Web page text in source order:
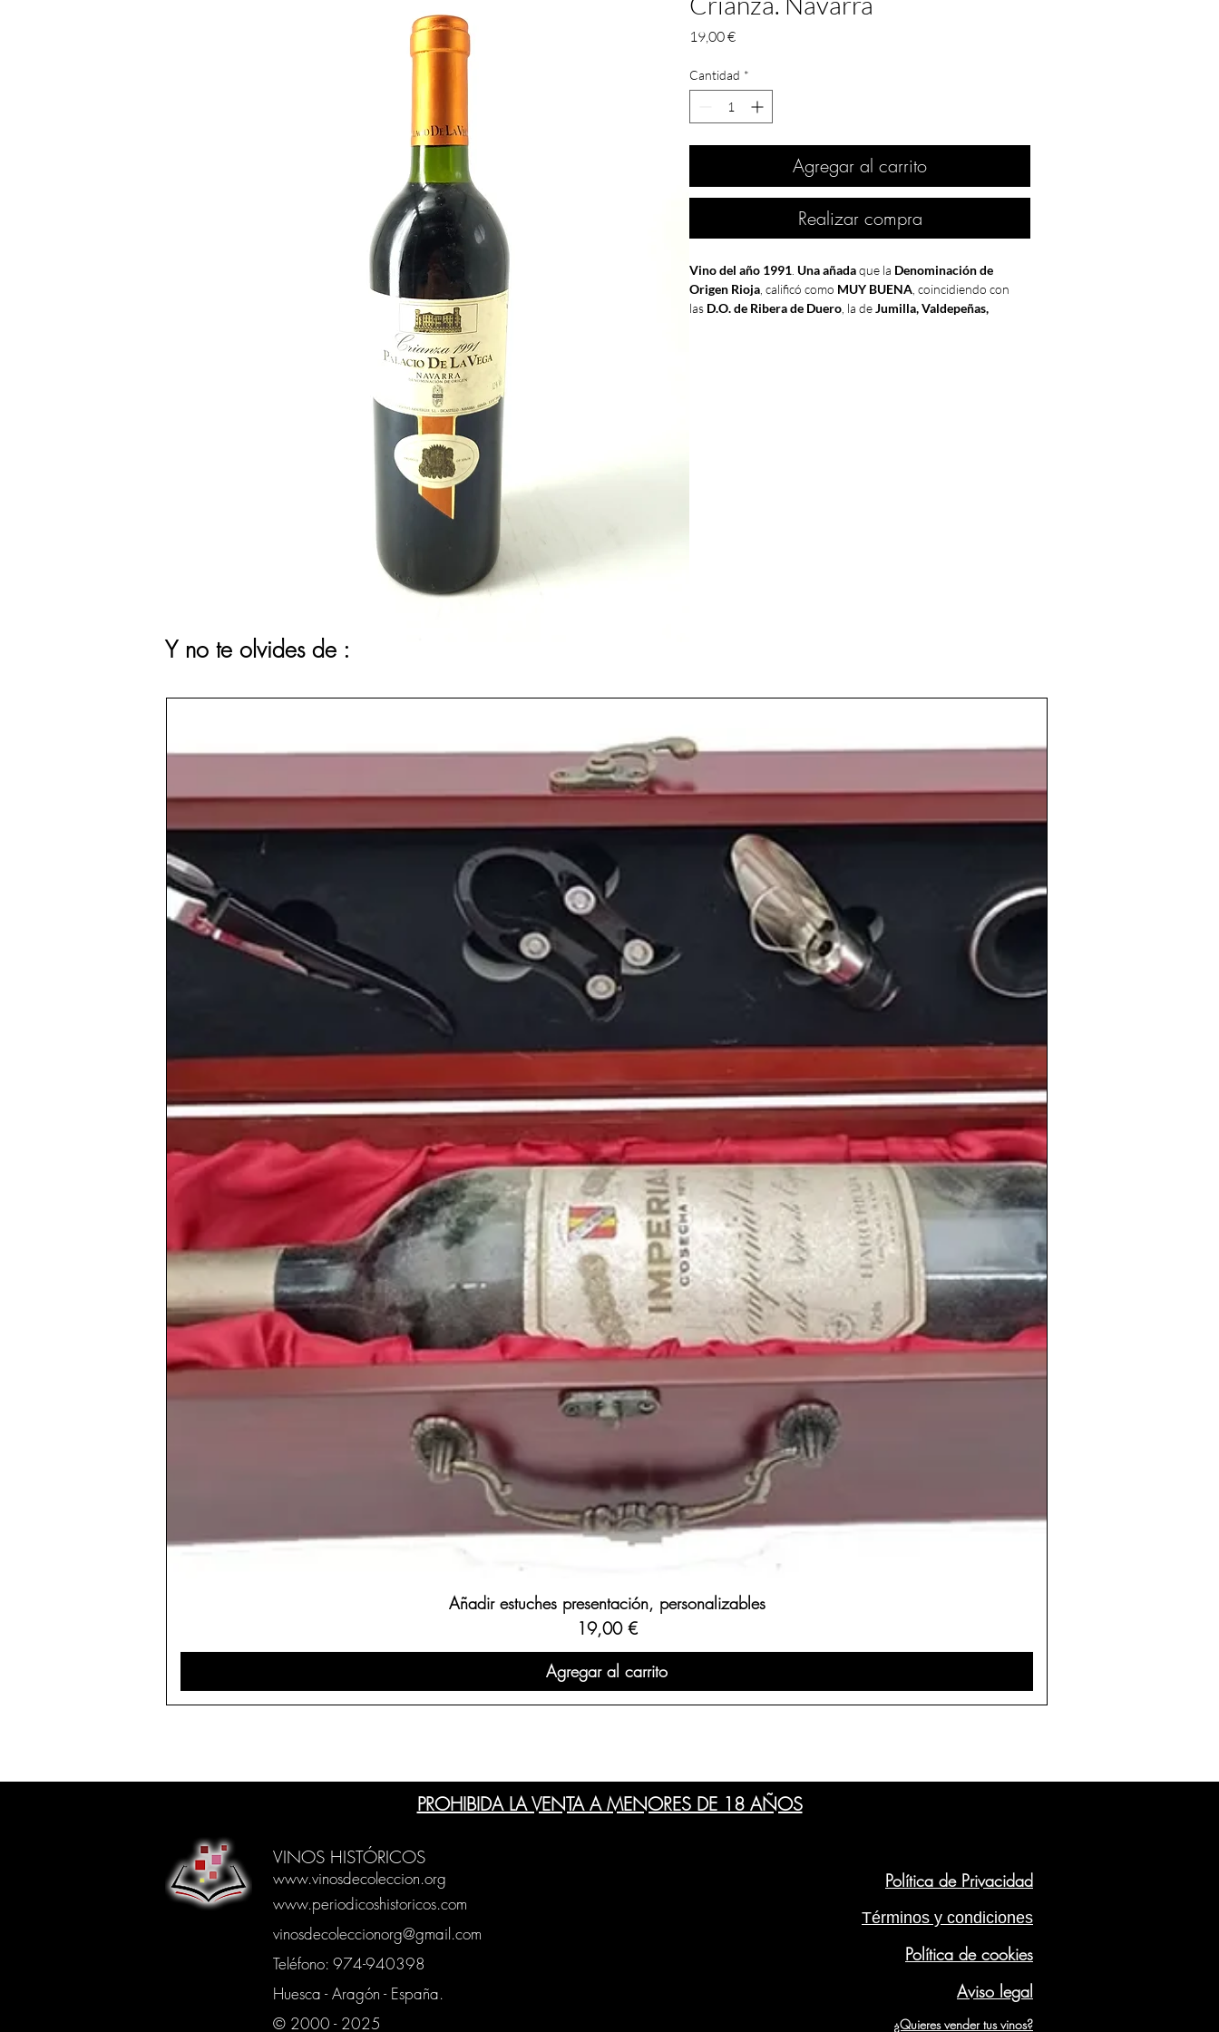
19,00 €Precio
Cantidad *
Agregar al carrito
Realizar compra
Vino del año 1991 Una añadaque la Denominación de
Origen Rioja , calificó como MUY BUENA , coincidiendo con
las D.O. de Ribera de Duero , la deJumilla, Valdepeñas,
One DirectionLouis Tomlinson, el raperoTravis Scott, el
O'Brian
futbolista del Atletico de MadridAntoine Griezmann.
Puedes encontrar una amplia selección de vinos de la
cosecha de 1991y otras añadas en nuestra
https://www.periodicoshistoricos.com/shop
Periódicos históricos. La tienda de los coleccionistas de vino.
Y no te olvides de :
Añadir estuches presentación, personalizables
Precio
19,00 €
Agregar al carrito
PROHIBIDA LA VENTA A MENORES DE 18 AÑOS
VINOS HISTÓRICOS
www.vinosdecoleccion.org
www.periodicoshistoricos.com
vinosdecoleccionorg@gmail.com
Teléfono: 974-940398
Huesca - Aragón - España.
© 2000 - 2025
Política de Privacidad
Términos y condiciones
Política de cookies
Aviso legal
¿Quieres vender tus vinos?